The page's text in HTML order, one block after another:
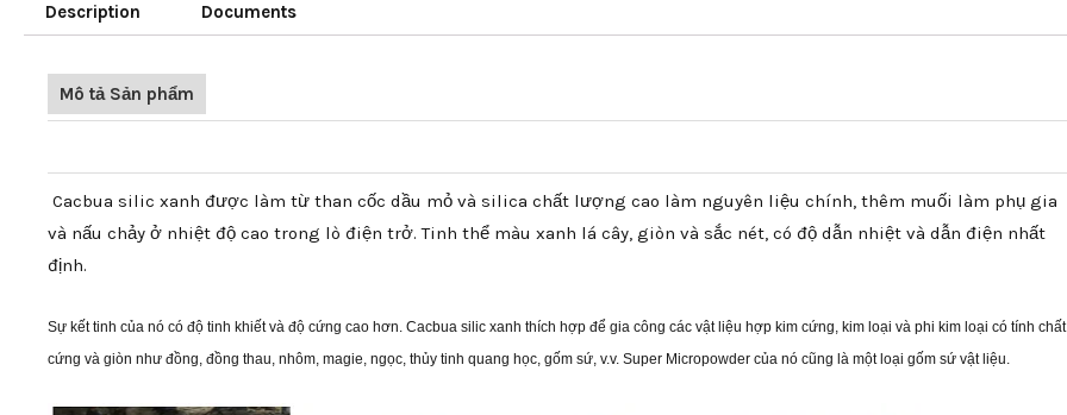
Description Documents
Mô tả Sản phẩm
Cacbua silic xanh được làm từ than cốc dầu mỏ và silica chất lượng cao làm nguyên liệu chính, thêm muối làm phụ gia
và nấu chảy ở nhiệt độ cao trong lò điện trở. Tinh thể màu xanh lá cây, giòn và sắc nét, có độ dẫn nhiệt và dẫn điện nhất
định.
Sự kết tinh của nó có độ tinh khiết và độ cứng cao hơn. Cacbua silic xanh thích hợp để gia công các vật liệu hợp kim cứng, kim loại và phi kim loại có tính chất
cứng và giòn như đồng, đồng thau, nhôm, magie, ngọc, thủy tinh quang học, gốm sứ, v.v. Super Micropowder của nó cũng là một loại gốm sứ vật liệu.